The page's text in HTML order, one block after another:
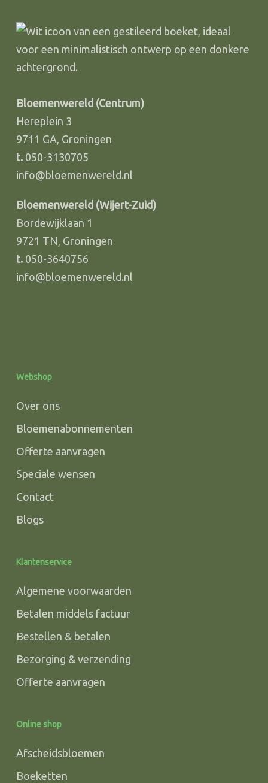
Bloemenwereld (Centrum)
Hereplein 3
9711 GA, Groningen
t. 050-3130705
info@bloemenwereld.nl
Bloemenwereld (Wijert-Zuid)
Bordewijklaan 1
9721 TN, Groningen
t. 050-3640756
info@bloemenwereld.nl
Webshop
Over ons
Bloemenabonnementen
Offerte aanvragen
Speciale wensen
Contact
Blogs
Klantenservice
Algemene voorwaarden
Betalen middels factuur
Bestellen & betalen
Bezorging & verzending
Offerte aanvragen
Online shop
Afscheidsbloemen
Boeketten